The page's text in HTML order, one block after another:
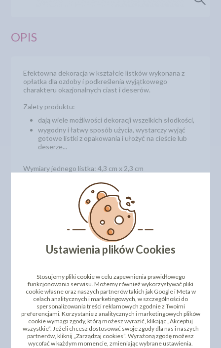
OPIS
Efektowna dekoracja w kształcie listków wykonana z
opłatka dla ozdoby i podkreślenia wyjątkowego
charakteru okazjonalnych ciast i deserów.
Zalety produktu:
dają wiele możliwości dekoracji wszelkich słodkości,
wygodny i łatwy sposób użycia, wystarczy wyjąć
gotowe listki z opakowania i ułożyć na cieście lub
deserze...
Wymiary jednego listka: 4,3 cm x 2,3 cm
Numer katalogowy: 071440
DODAJ SWOJĄ OPINIĘ
PRODUKTY PODOBNE
INNI KLIENCI KUPILI TEŻ
Ustawienia plików Cookies
Stosujemy pliki cookie w celu zapewnienia prawidłowego
funkcjonowania serwisu. Możemy również wykorzystywać pliki
cookie własne oraz naszych partnerów takich jak Google i Meta w
celach analitycznych i marketingowych, w szczególności do
spersonalizowania treści reklamowych zgodnie z Twoimi
preferencjami. Korzystanie z analitycznych i marketingowych plików
cookie wymaga zgody, którą możesz wyrazić, klikając „Akceptuj
wszystkie”. Jeżeli chcesz dostosować swoje zgody dla nas i naszych
partnerów, kliknij „Zarządzaj cookies”. Wyrażoną zgodę możesz
wycofać w każdym momencie, zmieniając wybrane ustawienia.